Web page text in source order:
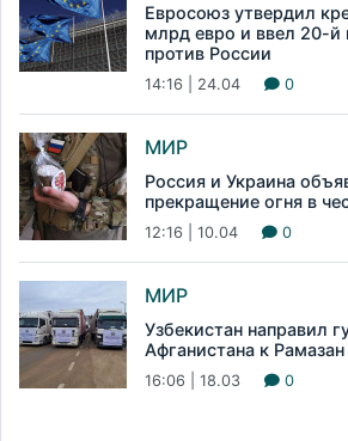
Евросоюз утвердил
млрд евро и ввел 20-й
против России
14:16 | 24.04 0
МИР
Россия и Украина
прекращение огня в
12:16 | 10.04 0
МИР
Узбекистан направил
Афганистана к Рамазан
16:06 | 18.03 0